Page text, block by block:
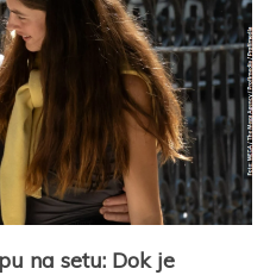
na setu: Dok je